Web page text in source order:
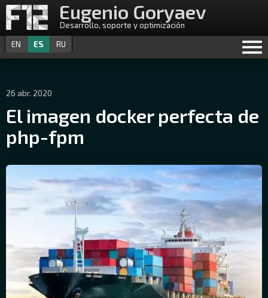
Eugenio Goryaev
Desarrollo, soporte y optimización
EN
ES RU
26 abr. 2020
El imagen docker perfecta de
php-fpm